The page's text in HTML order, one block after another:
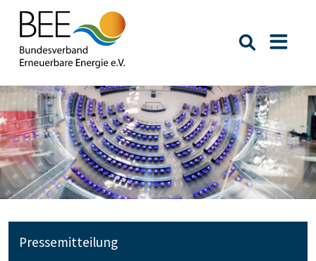
Suche
Pressemitteilung